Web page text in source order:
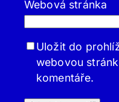
Webová stránka
Uložit do
webovou
komentáře.